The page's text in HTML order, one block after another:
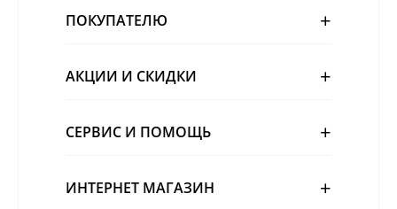
ПОКУПАТЕЛЮ
АКЦИИ И СКИДКИ
СЕРВИС И ПОМОЩЬ
ИНТЕРНЕТ МАГАЗИН